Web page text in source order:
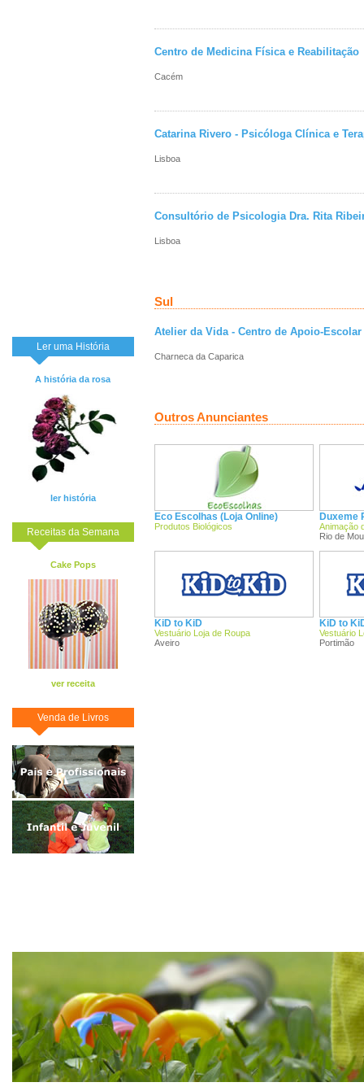
Ler uma História
A história da rosa
ler história
Receitas da Semana
Cake Pops
ver receita
Venda de Livros
Centro de Medicina Física e Reabilitação
Cacém
Catarina Rivero - Psicóloga Clínica e
Lisboa
Consultório de Psicologia Dra. Rita
Lisboa
Sul
Atelier da Vida - Centro de Apoio-
Charneca da Caparica
Outros Anunciantes
Eco Escolhas (Loja Online)
Produtos Biológicos
Duxeme
Animação
Rio de
KiD to KiD
Vestuário Loja de Roupa
Aveiro
KiD to
Vestuário
Portimão